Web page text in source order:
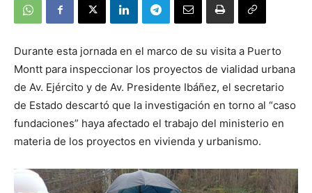
Durante esta jornada en el marco de su visita a Puerto
Montt para inspeccionar los proyectos de vialidad urbana
de Av. Ejército y de Av. Presidente Ibáñez, el secretario
de Estado descartó que la investigación en torno al “caso
fundaciones” haya afectado el trabajo del ministerio en
materia de los proyectos en vivienda y urbanismo.